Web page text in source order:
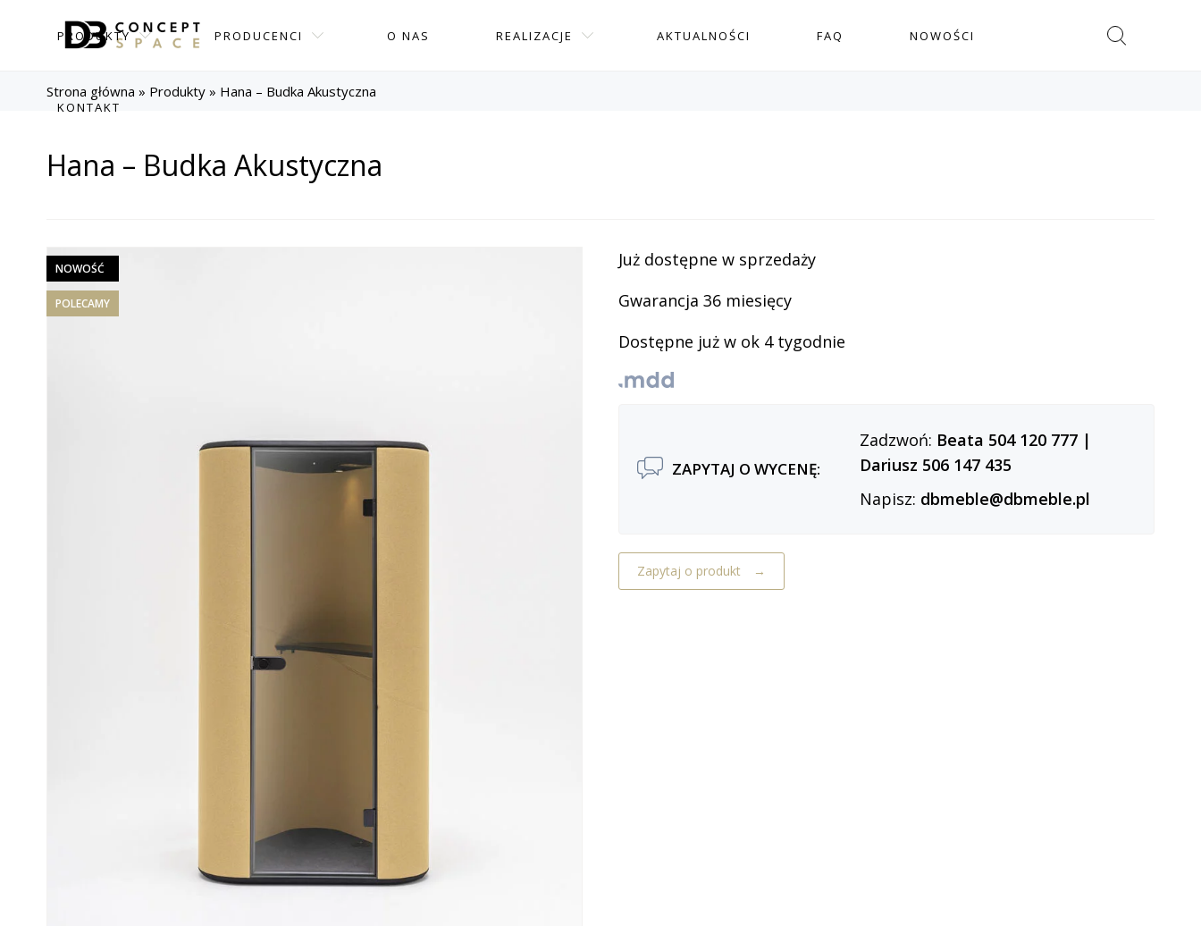
PRODUKTY PRODUCENCI O NAS REALIZACJE AKTUALNOŚCI FAQ NOWOŚCI
KONTAKT
Szukaj
Strona główna » Produkty » Hana – Budka Akustyczna
Hana – Budka Akustyczna
NOWOŚĆ
POLECAMY
Już dostępne w sprzedaży
Gwarancja 36 miesięcy
Dostępne już w ok 4 tygodnie
ZAPYTAJ O WYCENĘ:
Zadzwoń: Beata 504 120 777 |
Dariusz 506 147 435
Napisz: dbmeble@dbmeble.pl
Zapytaj o produkt